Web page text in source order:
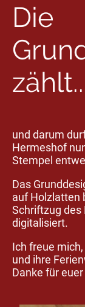
Die
und darum
Hermeshof
Stempel
Das
auf Holzlatten
Schriftzug
digitalisiert.
Ich freue
und ihre
Danke für